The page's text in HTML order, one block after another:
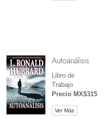
Autoanálisis
Libro de
Trabajo
Precio MX$315
Ver Más